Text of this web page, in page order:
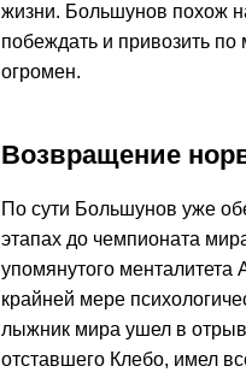
жизни. Большунов похож
побеждать и привозить
огромен.
Возвращение
По сути Большунов уже
этапах до чемпионата
упомянутого
крайней мере
лыжник мира ушел в
отставшего Клебо, имел